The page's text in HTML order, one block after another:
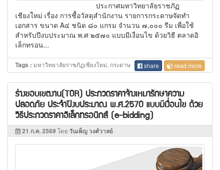
ประกาศมหาวิทยาลัยราชภัฏ
เชียงใหม่ เรื่อง การซื้อวัสดุสำนักงาน รายการกระดาษจัดทำ
เอกสาร ขนาด A๔ ชนิด ๘๐ แกรม จำนวน ๗,๐๐๐ รีม เพื่อใช้
สำหรับปีงบประมาณ พ.ศ ๒๕๗๐ แบบมีเงื่อนไข ด้วยวิธี ตลาดอิ
เล็กทรอน...
Tags : มหาวิทยาลัยราชภัฏเชียงใหม่, กระดาษ share read more
ร่างขอบเขตงาน(TOR) ประกวดราคาจ้างเหมารักษาความ
ปลอดภัย ประจำปีงบประมาณ พ.ศ.2570 แบบมีเงื่อนไข ด้วย
วิธีประกวดราคาอิเล็กทรอนิกส์ (e-bidding)
21 ก.ค. 2569 โดย วันเพ็ญ วงศ์วาลย์